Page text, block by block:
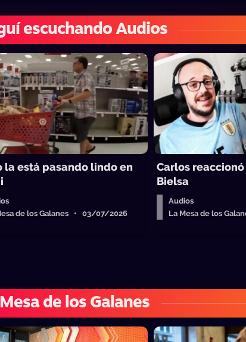
escuchando Audios
la está pasando lindo en
de los Galanes • 03/07/2026
Carlos
Bielsa
Audios
La Mesa de los
de los Galanes